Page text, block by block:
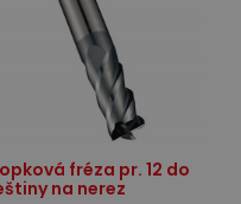
fréza pr. 12 do
na nerez